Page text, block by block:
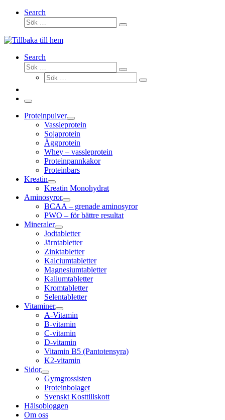
Search
Sök
Sök
Search
Sök
Sök
Sök
Sök
Meny
Proteinpulver
Vassleprotein
Sojaprotein
Äggprotein
Whey – vassleprotein
Proteinpannkakor
Proteinbars
Kreatin
Kreatin Monohydrat
Aminosyror
BCAA – grenade aminosyror
PWO – för bättre resultat
Mineraler
Jodtabletter
Järntabletter
Zinktabletter
Kalciumtabletter
Magnesiumtabletter
Kaliumtabletter
Kromtabletter
Selentabletter
Vitaminer
A-Vitamin
B-vitamin
C-vitamin
D-vitamin
Vitamin B5 (Pantotensyra)
K2-vitamin
Sidor
Gymgrossisten
Proteinbolaget
Svenskt Kosttillskott
Hälsobloggen
Om oss